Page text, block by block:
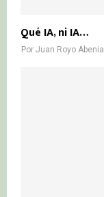
Qué IA, ni IA…
Por Juan Royo Abenia